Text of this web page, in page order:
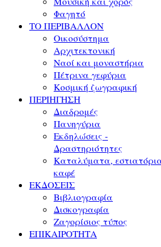
Φαγητό
ΤΟ ΠΕΡΙΒΑΛΛΟΝ
Οικοσύστημα
Αρχιτεκτονική
Ναοί και μοναστήρια
Πέτρινα γεφύρια
Κοσμική ζωγραφική
ΠΕΡΙΗΓΗΣΗ
Διαδρομές
Πανηγύρια
Εκδηλώσεις -
Δραστηριότητες
Καταλύματα,
καφέ
ΕΚΔΟΣΕΙΣ
Βιβλιογραφία
Δισκογραφία
Ζαγορίσιος τύπος
ΕΠΙΚΑΙΡΟΤΗΤΑ